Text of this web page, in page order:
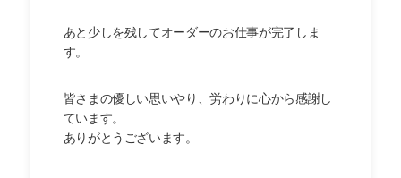
あと少しを残してオーダーのお仕事が完了しま
す。
皆さまの優しい思いやり、労わりに心から感謝し
ています。
ありがとうございます。